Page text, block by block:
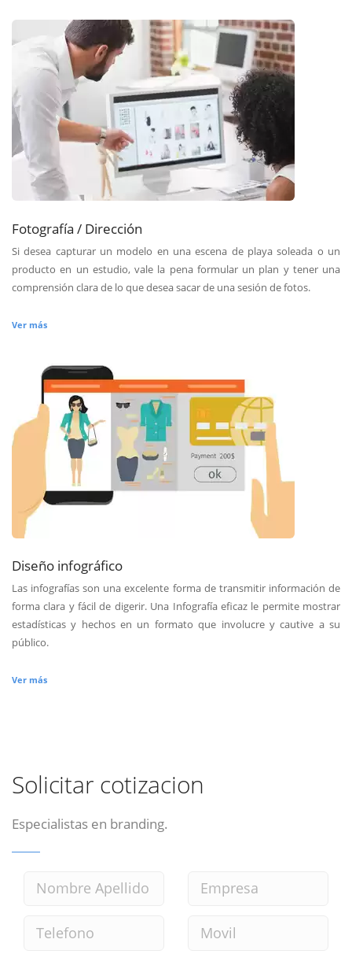
Fotografía / Dirección
Si desea capturar un modelo en una escena de playa soleada o un
producto en un estudio, vale la pena formular un plan y tener una
comprensión clara de lo que desea sacar de una sesión de fotos.
Ver más
Diseño infográfico
Las infografías son una excelente forma de transmitir información de
forma clara y fácil de digerir. Una Infografía eficaz le permite mostrar
estadísticas y hechos en un formato que involucre y cautive a su
público.
Ver más
Solicitar cotizacion
Especialistas en branding.